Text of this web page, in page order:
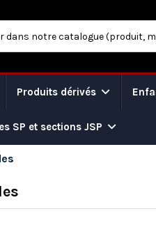
Produits dérivés
SP et sections JSP